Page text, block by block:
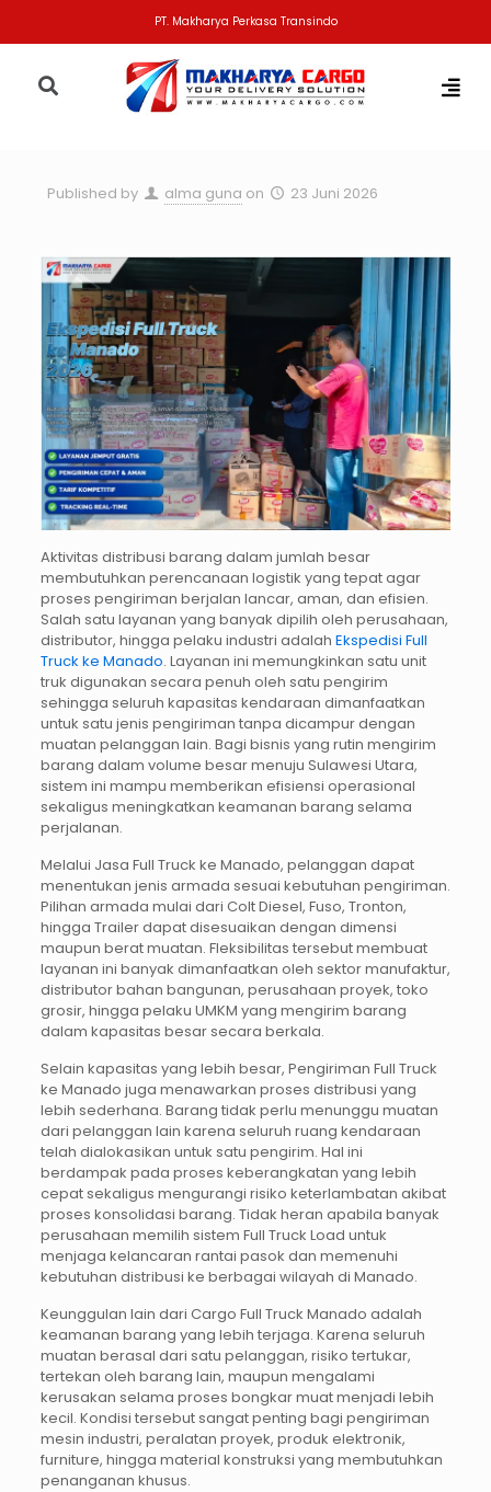
PT. Makharya Perkasa Transindo
Published by alma guna on 23 Juni 2026
Aktivitas distribusi barang dalam jumlah besar
membutuhkan perencanaan logistik yang tepat agar
proses pengiriman berjalan lancar, aman, dan efisien.
Salah satu layanan yang banyak dipilih oleh perusahaan,
distributor, hingga pelaku industri adalah Ekspedisi Full
Truck ke Manado. Layanan ini memungkinkan satu unit
truk digunakan secara penuh oleh satu pengirim
sehingga seluruh kapasitas kendaraan dimanfaatkan
untuk satu jenis pengiriman tanpa dicampur dengan
muatan pelanggan lain. Bagi bisnis yang rutin mengirim
barang dalam volume besar menuju Sulawesi Utara,
sistem ini mampu memberikan efisiensi operasional
sekaligus meningkatkan keamanan barang selama
perjalanan.
Melalui Jasa Full Truck ke Manado, pelanggan dapat
menentukan jenis armada sesuai kebutuhan pengiriman.
Pilihan armada mulai dari Colt Diesel, Fuso, Tronton,
hingga Trailer dapat disesuaikan dengan dimensi
maupun berat muatan. Fleksibilitas tersebut membuat
layanan ini banyak dimanfaatkan oleh sektor manufaktur,
distributor bahan bangunan, perusahaan proyek, toko
grosir, hingga pelaku UMKM yang mengirim barang
dalam kapasitas besar secara berkala.
Selain kapasitas yang lebih besar, Pengiriman Full Truck
ke Manado juga menawarkan proses distribusi yang
lebih sederhana. Barang tidak perlu menunggu muatan
dari pelanggan lain karena seluruh ruang kendaraan
telah dialokasikan untuk satu pengirim. Hal ini
berdampak pada proses keberangkatan yang lebih
cepat sekaligus mengurangi risiko keterlambatan akibat
proses konsolidasi barang. Tidak heran apabila banyak
perusahaan memilih sistem Full Truck Load untuk
menjaga kelancaran rantai pasok dan memenuhi
kebutuhan distribusi ke berbagai wilayah di Manado.
Keunggulan lain dari Cargo Full Truck Manado adalah
keamanan barang yang lebih terjaga. Karena seluruh
muatan berasal dari satu pelanggan, risiko tertukar,
tertekan oleh barang lain, maupun mengalami
kerusakan selama proses bongkar muat menjadi lebih
kecil. Kondisi tersebut sangat penting bagi pengiriman
mesin industri, peralatan proyek, produk elektronik,
furniture, hingga material konstruksi yang membutuhkan
penanganan khusus.